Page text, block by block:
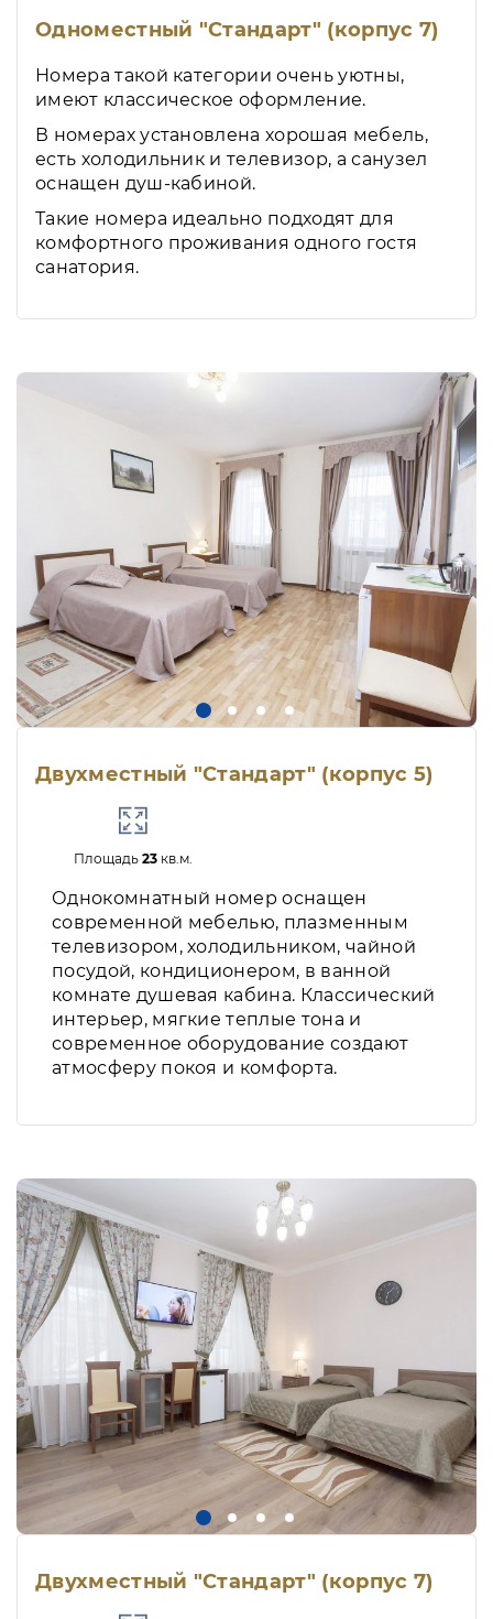
Одноместный "Стандарт" (корпус 7)
Номера такой категории очень уютны,
имеют классическое оформление.
В номерах установлена хорошая мебель,
есть холодильник и телевизор, а санузел
оснащен душ-кабиной.
Такие номера идеально подходят для
комфортного проживания одного гостя
санатория.
Двухместный "Стандарт" (корпус 5)
Площадь 23кв.м.
Однокомнатный номер оснащен
современной мебелью, плазменным
телевизором, холодильником, чайной
посудой, кондиционером, в ванной
комнате душевая кабина. Классический
интерьер, мягкие теплые тона и
современное оборудование создают
атмосферу покоя и комфорта.
Двухместный "Стандарт" (корпус 7)